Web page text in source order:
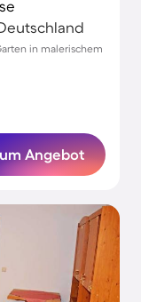
in malerischem
Angebot